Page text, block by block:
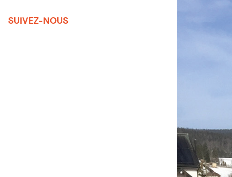
SUIVEZ-NOUS